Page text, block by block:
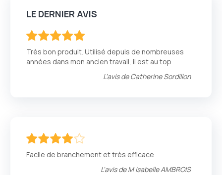
LE DERNIER AVIS
Très bon produit. Utilisé depuis de nombreuses
années dans mon ancien travail, il est au top
L'avis deCatherine Sordillon
Facile de branchement et très efficace
L'avis deM Isabelle AMBROIS